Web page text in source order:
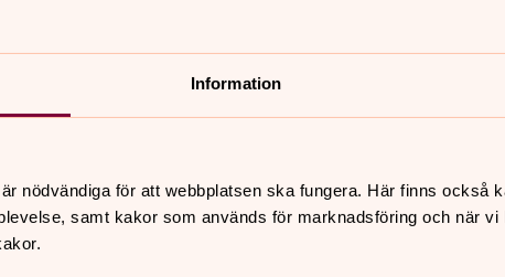
Information
nödvändiga för att webbplatsen ska fungera. Här finns också
samt kakor som används för marknadsföring och när vi